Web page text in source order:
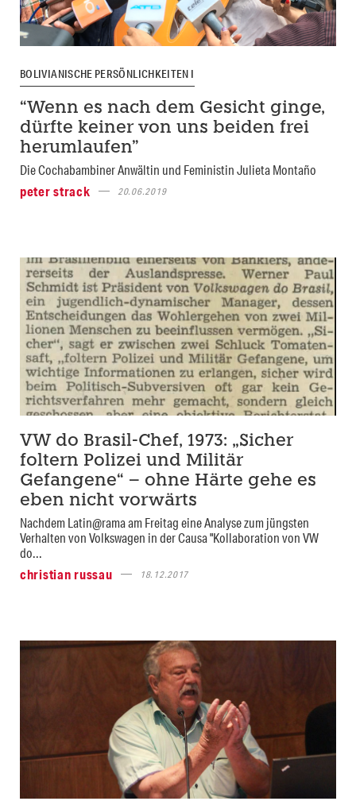
BOLIVIANISCHE PERSÖNLICHKEITEN I
“Wenn es nach dem Gesicht ginge,
dürfte keiner von uns beiden frei
herumlaufen”
Die Cochabambiner Anwältin und Feministin Julieta Montaño
peter strack
20.06.2019
VW do Brasil-Chef, 1973: „Sicher
foltern Polizei und Militär
Gefangene“ – ohne Härte gehe es
eben nicht vorwärts
Nachdem Latin@rama am Freitag eine Analyse zum jüngsten
Verhalten von Volkswagen in der Causa "Kollaboration von VW
do...
christian russau
18.12.2017